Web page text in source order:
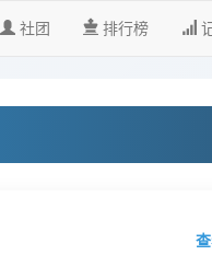
社团 排行榜